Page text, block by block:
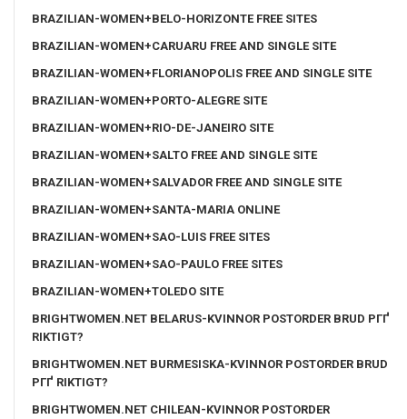
BRAZILIAN-WOMEN+BELO-HORIZONTE FREE SITES
BRAZILIAN-WOMEN+CARUARU FREE AND SINGLE SITE
BRAZILIAN-WOMEN+FLORIANOPOLIS FREE AND SINGLE SITE
BRAZILIAN-WOMEN+PORTO-ALEGRE SITE
BRAZILIAN-WOMEN+RIO-DE-JANEIRO SITE
BRAZILIAN-WOMEN+SALTO FREE AND SINGLE SITE
BRAZILIAN-WOMEN+SALVADOR FREE AND SINGLE SITE
BRAZILIAN-WOMEN+SANTA-MARIA ONLINE
BRAZILIAN-WOMEN+SAO-LUIS FREE SITES
BRAZILIAN-WOMEN+SAO-PAULO FREE SITES
BRAZILIAN-WOMEN+TOLEDO SITE
BRIGHTWOMEN.NET BELARUS-KVINNOR POSTORDER BRUD PГҐ
RIKTIGT?
BRIGHTWOMEN.NET BURMESISKA-KVINNOR POSTORDER BRUD
PГҐ RIKTIGT?
BRIGHTWOMEN.NET CHILEAN-KVINNOR POSTORDER